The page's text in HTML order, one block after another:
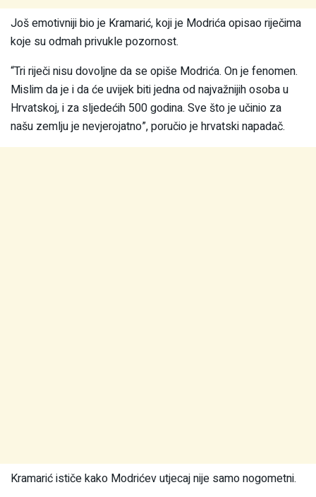
Još emotivniji bio je Kramarić, koji je Modrića opisao riječima
koje su odmah privukle pozornost.
“Tri riječi nisu dovoljne da se opiše Modrića. On je fenomen.
Mislim da je i da će uvijek biti jedna od najvažnijih osoba u
Hrvatskoj, i za sljedećih 500 godina. Sve što je učinio za
našu zemlju je nevjerojatno”, poručio je hrvatski napadač.
Kramarić ističe kako Modrićev utjecaj nije samo nogometni.